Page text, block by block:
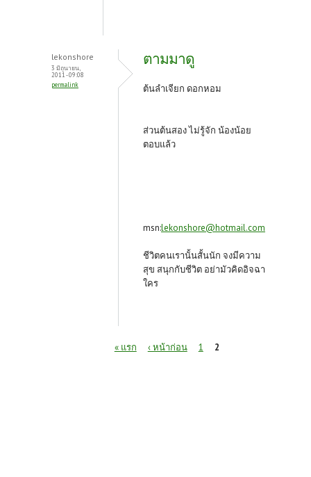
lekonshore
3 มิถุนายน,
2011 - 09:08
permalink
ตามมาดู
ต้นลำเจียก ดอกหอม
ส่วนต้นสอง ไม่รู้จัก น้องน้อย
ตอบแล้ว
msn:lekonshore@hotmail.com
ชีวิตคนเรานั้นสั้นนัก จงมีความ
สุข สนุกกับชีวิต อย่ามัวคิดอิจฉา
ใคร
« แรก ‹ หน้าก่อน 1 2